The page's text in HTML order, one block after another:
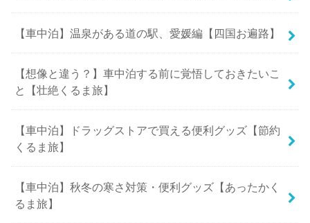
【車中泊】温泉がある道の駅、愛媛編【四国お遍路】
【想像と違う？】車中泊する前に覚悟しておきたいこ
と【壮絶くるま旅】
【車中泊】ドラッグストアで買える便利グッズ【節約
くるま旅】
【車中泊】秋冬の寒さ対策・便利グッズ【あったかく
るま旅】